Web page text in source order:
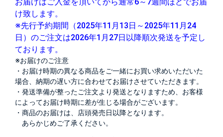
け致します。
※先行予約期間（2025年11月13日～2025年11月24
日）のご注文は2026年1月27日以降順次発送を予定し
ております。
※お届けのご注意
・お届け時期の異なる商品をご一緒にお買い求めいただいた
場合、納期の遅い方に合わせてお届けさせていただきます。
・発送準備が整ったご注文より発送となりますため、お客様
によってお届け時期に差が生じる場合がございます。
・商品のお届けは、店頭発売日以降となります。
あらかじめご了承ください。